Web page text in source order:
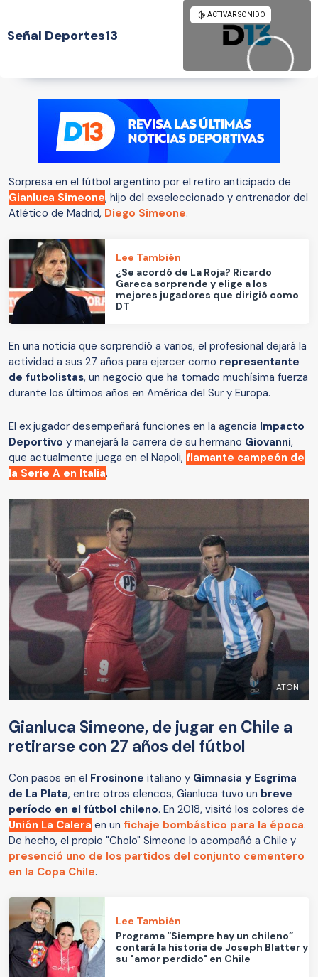
Señal Deportes13
Sorpresa en el fútbol argentino por el retiro anticipado de
Gianluca Simeone, hijo del exseleccionado y entrenador del
Atlético de Madrid, Diego Simeone.
Lee También
¿Se acordó de La Roja? Ricardo
Gareca sorprende y elige a los
mejores jugadores que dirigió como
DT
En una noticia que sorprendió a varios, el profesional dejará la
actividad a sus 27 años para ejercer como representante
de futbolistas, un negocio que ha tomado muchísima fuerza
durante los últimos años en América del Sur y Europa.
El ex jugador desempeñará funciones en la agencia Impacto
Deportivo y manejará la carrera de su hermano Giovanni,
que actualmente juega en el Napoli, flamante campeón de
la Serie A en Italia.
ATON
Gianluca Simeone, de jugar en Chile a
retirarse con 27 años del fútbol
Con pasos en el Frosinone italiano y Gimnasia y Esgrima
de La Plata, entre otros elencos, Gianluca tuvo un breve
período en el fútbol chileno. En 2018, visitó los colores de
Unión La Calera en un fichaje bombástico para la época.
De hecho, el propio "Cholo" Simeone lo acompañó a Chile y
presenció uno de los partidos del conjunto cementero
en la Copa Chile.
Lee También
Programa “Siempre hay un chileno”
contará la historia de Joseph Blatter y
su "amor perdido" en Chile